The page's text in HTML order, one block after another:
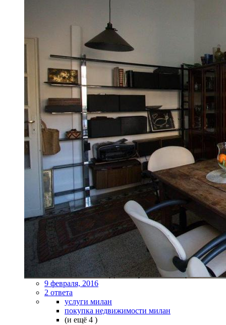
9 февраля, 2016
2 ответа
услуги милан
покупка недвижимости милан
(и ещё 4 )